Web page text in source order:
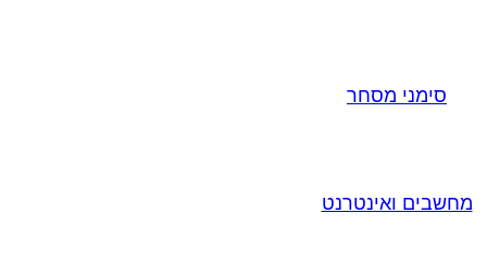
סימני מסחר
מחשבים ואינטרנט